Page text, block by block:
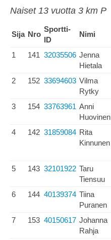
Naiset 13 vuotta 3 km P
Sija Nro
Sportti-
ID
Nimi
1 141 32035506 Jenna
Hietala
2 152 33694603 Vilma
Rytky
3 154 33763961 Anni
Huovinen
4 142 31859084 Rita
Kinnunen
5 143 32101922 Taru
Tiensuu
6 144 40139374 Tiina
Puranen
7 153 40150617 Johanna
Rahja